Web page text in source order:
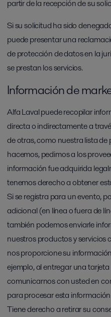
partir de la recepción de su
Si su solicitud ha sido
puede presentar una
de protección de datos en la
se prestan los servicios.
Información de
Alfa Laval puede recopilar
directa o indirectamente a
de otras, como nuestra lista
hacemos, pedimos a los
información fue adquirida
tenemos derecho a obtener
Si se registra para un evento,
adicional (en línea o fuera de
también podemos enviarle
nuestros productos y
nos proporcione su
ejemplo, al entregar una
comunicarnos con usted en
para procesar esta
Tiene derecho a retirar su